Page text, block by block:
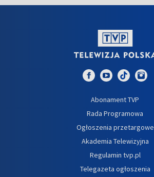
Abonament TVP
Rada Programowa
Ogłoszenia przetargowe
Akademia Telewizyjna
Regulamin tvp.pl
Telegazeta ogłoszenia